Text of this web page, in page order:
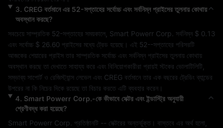
3. CREGবর্তমানে এর 52-সপ্তাহের সর্বোচ্চ এবং সর্বনিম্ন প্রাইসের তুলনায় কোথায়
অবস্থান করছে?
সবচেয়ে সাম্প্রতিক 52-সপ্তাহের সময়কালে, Smart Powerr Corp. সর্বনিম্ন $ 0.13
এবং সর্বোচ্চ $ 26.60 প্রাইসের মধ্যে ট্রেড হয়েছে। এই 52--সপ্তাহের পরিসরটি
আজকের শেয়ারের প্রাইস তার সাম্প্রতিক সর্বোচ্চ এবং সর্বনিম্ন প্রাইসের তুলনায় কোথায়
অবস্থান করছে তা দেখাতে সাহায্য করে এবং বিনিয়োগকারীরা প্রায়ই স্টকের ভোলাটিলিটি,
সম্ভাব্য সাপোর্ট ও রেজিস্ট্যান্স লেভেল এবং CREG বর্তমানে তার এক বছরের ট্রেডিং ব্যান্ডের
উপরের না কি নিচের দিকে রয়েছে তা বিচার করতে এটি ব্যবহার করেন।
4. Smart Powerr Corp.-কে কীভাবে সেক্টর এবং ইন্ডাস্ট্রি অনুযায়ী
শ্রেণীবদ্ধ করা হয়েছে?
Smart Powerr Corp. প্রতিষ্ঠানটি --